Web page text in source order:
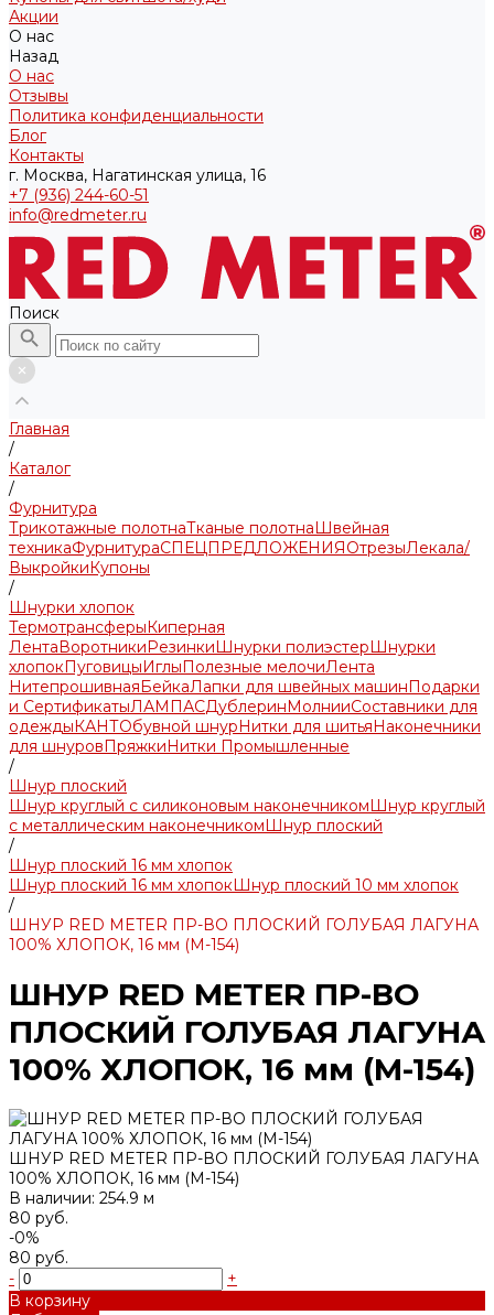
Акции
О нас
Назад
О нас
Отзывы
Политика конфиденциальности
Блог
Контакты
г. Москва, Нагатинская улица, 16
+7 (936) 244-60-51
info@redmeter.ru
Поиск
Главная
/
Каталог
/
Фурнитура
Трикотажные полотнаТканые полотнаШвейная
техникаФурнитураСПЕЦПРЕДЛОЖЕНИЯОтрезыЛекала/
ВыкройкиКупоны
/
Шнурки хлопок
ТермотрансферыКиперная
ЛентаВоротникиРезинкиШнурки полиэстерШнурки
хлопокПуговицыИглыПолезные мелочиЛента
НитепрошивнаяБейкаЛапки для швейных машинПодарки
и СертификатыЛАМПАСДублеринМолнииСоставники для
одеждыКАНТОбувной шнурНитки для шитьяНаконечники
для шнуровПряжкиНитки Промышленные
/
Шнур плоский
Шнур круглый с силиконовым наконечникомШнур круглый
с металлическим наконечникомШнур плоский
/
Шнур плоский 16 мм хлопок
Шнур плоский 16 мм хлопокШнур плоский 10 мм хлопок
/
ШНУР RED METER ПР-ВО ПЛОСКИЙ ГОЛУБАЯ ЛАГУНА
100% ХЛОПОК, 16 мм (М-154)
ШНУР RED METER ПР-ВО
ПЛОСКИЙ ГОЛУБАЯ ЛАГУНА
100% ХЛОПОК, 16 мм (М-154)
ШНУР RED METER ПР-ВО ПЛОСКИЙ ГОЛУБАЯ ЛАГУНА
100% ХЛОПОК, 16 мм (М-154)
В наличии: 254.9 м
80 руб.
-0%
80 руб.
-
+
В корзину